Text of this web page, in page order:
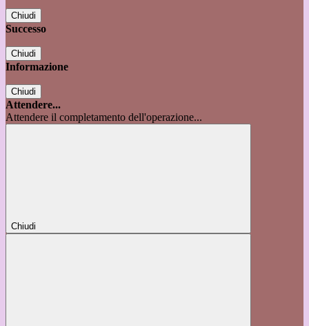
Chiudi
Successo
Chiudi
Informazione
Chiudi
Attendere...
Attendere il completamento dell'operazione...
Chiudi